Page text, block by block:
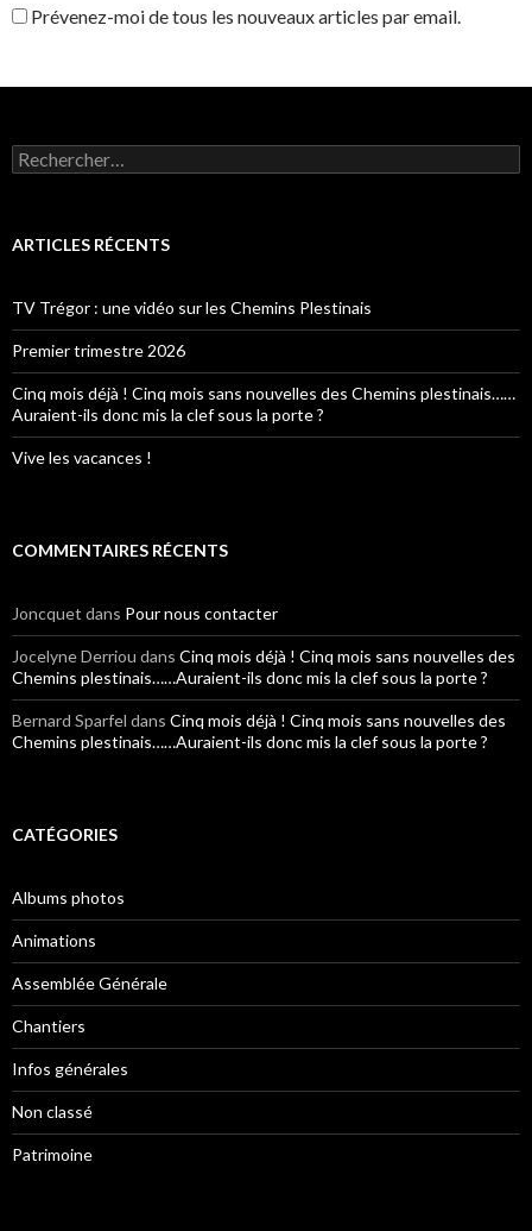
Prévenez-moi de tous les nouveaux articles par email.
Rechercher :
ARTICLES RÉCENTS
TV Trégor : une vidéo sur les Chemins Plestinais
Premier trimestre 2026
Cinq mois déjà ! Cinq mois sans nouvelles des Chemins plestinais……
Auraient-ils donc mis la clef sous la porte ?
Vive les vacances !
COMMENTAIRES RÉCENTS
Joncquet dans Pour nous contacter
Jocelyne Derriou dans Cinq mois déjà ! Cinq mois sans nouvelles des
Chemins plestinais……Auraient-ils donc mis la clef sous la porte ?
Bernard Sparfel dans Cinq mois déjà ! Cinq mois sans nouvelles des
Chemins plestinais……Auraient-ils donc mis la clef sous la porte ?
CATÉGORIES
Albums photos
Animations
Assemblée Générale
Chantiers
Infos générales
Non classé
Patrimoine